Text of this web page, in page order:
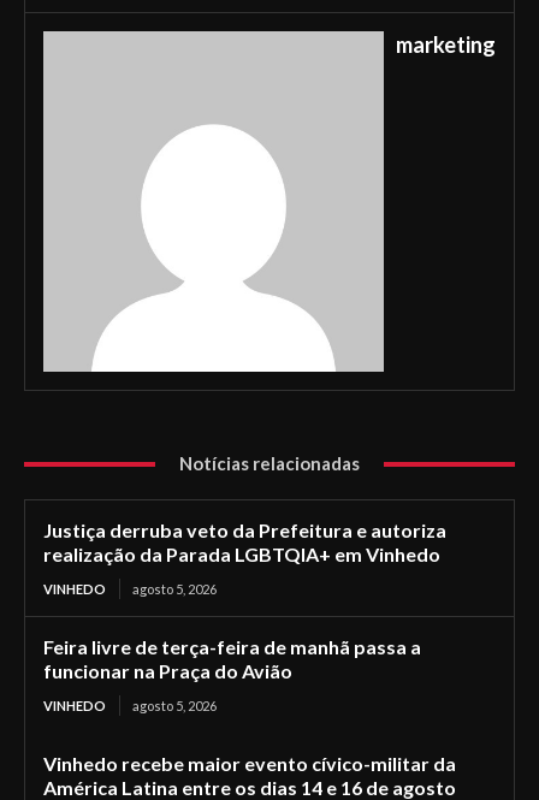
marketing
Notícias relacionadas
Justiça derruba veto da Prefeitura e autoriza
realização da Parada LGBTQIA+ em Vinhedo
VINHEDO agosto 5, 2026
Feira livre de terça-feira de manhã passa a
funcionar na Praça do Avião
VINHEDO agosto 5, 2026
Vinhedo recebe maior evento cívico-militar da
América Latina entre os dias 14 e 16 de agosto